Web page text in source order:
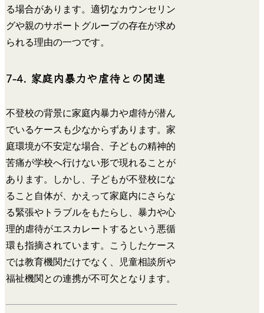
る場合があります。適切なカウンセリン
グや親のサポートグループの存在が求め
られる理由の一つです。
7-4. 家庭内暴力や虐待との関連
不登校の背景に家庭内暴力や虐待が潜ん
でいるケースも少なからずあります。家
庭環境が不安定な場合、子どもの精神的
苦痛が学校へ行けない形で現れることが
あります。しかし、子どもが不登校にな
ること自体が、かえって家庭内にさらな
る緊張やトラブルをもたらし、暴力や心
理的虐待がエスカレートするという悪循
環も指摘されています。こうしたケース
では教育機関だけでなく、児童相談所や
福祉機関との連携が不可欠となります。